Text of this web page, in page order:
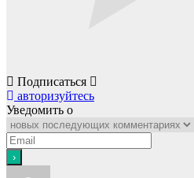
Подписаться
авторизуйтесь
Уведомить о